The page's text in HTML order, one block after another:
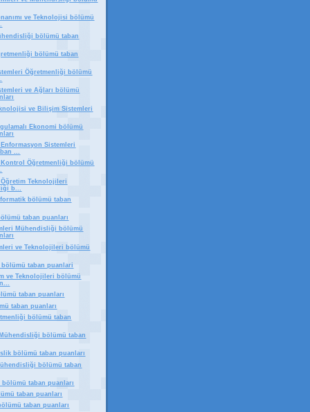
ve Teknolojisi bölümü
bölümü taban
bölümü taban
Öğretmenliği bölümü
ve Ağları bölümü
ve Bilişim Sistemleri
Ekonomi bölümü
Sistemleri
...
Kontrol Öğretmenliği bölümü
Teknolojileri
b...
bölümü taban
taban puanları
Mühendisliği bölümü
ve Teknolojileri bölümü
bölümü taban puanlari
ve Teknolojileri bölümü
taban puanları
taban puanları
bölümü taban
bölümü taban
bölümü taban puanları
bölümü taban
taban puanları
taban puanları
taban puanları